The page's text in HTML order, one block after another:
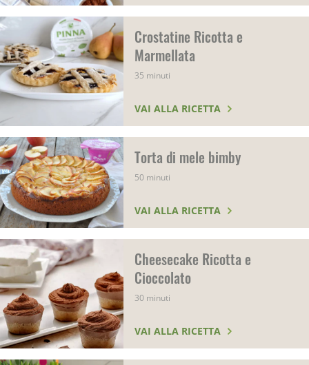
Crostatine Ricotta e
Marmellata
35 minuti
VAI ALLA RICETTA
Torta di mele bimby
50 minuti
VAI ALLA RICETTA
Cheesecake Ricotta e
Cioccolato
30 minuti
VAI ALLA RICETTA